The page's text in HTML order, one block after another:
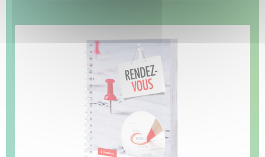
Textile et bagagerie Club Rousseau